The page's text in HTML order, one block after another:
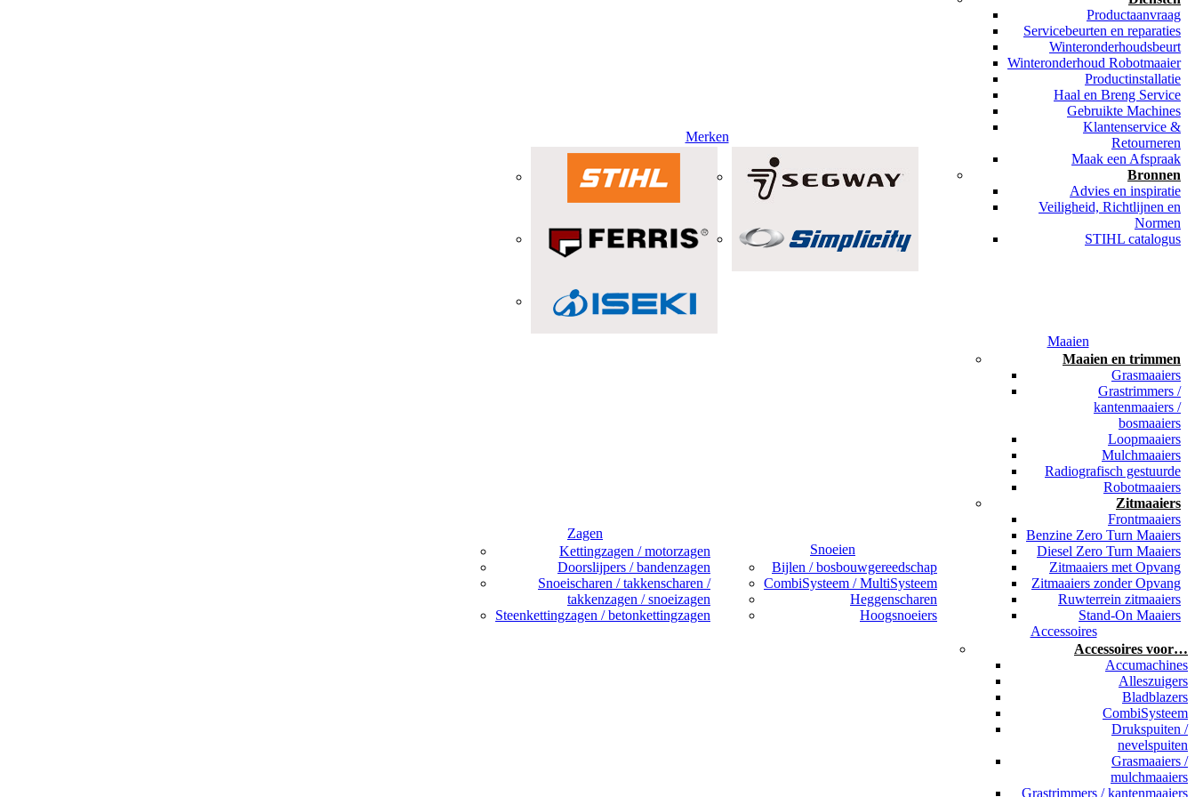
Merken
Productaanvraag
Servicebeurten en reparaties
Winteronderhoudsbeurt
Winteronderhoud Robotmaaier
Productinstallatie
Haal en Breng Service
Gebruikte Machines
Klantenservice &
Retourneren
Maak een Afspraak
Bronnen
Advies en inspiratie
Veiligheid, Richtlijnen en
Normen
STIHL catalogus
Zagen
Kettingzagen / motorzagen
Doorslijpers / bandenzagen
Snoeischaren / takkenscharen /
takkenzagen / snoeizagen
Steenkettingzagen / betonkettingzagen
Snoeien
Bijlen / bosbouwgereedschap
CombiSysteem / MultiSysteem
Heggenscharen
Hoogsnoeiers
Maaien
Maaien en trimmen
Grasmaaiers
Grastrimmers /
kantenmaaiers /
bosmaaiers
Loopmaaiers
Mulchmaaiers
Radiografisch gestuurde
Robotmaaiers
Zitmaaiers
Frontmaaiers
Benzine Zero Turn Maaiers
Diesel Zero Turn Maaiers
Zitmaaiers met Opvang
Zitmaaiers zonder Opvang
Ruwterrein zitmaaiers
Stand-On Maaiers
Accessoires
Accessoires voor…
Accumachines
Alleszuigers
Bladblazers
CombiSysteem
Drukspuiten /
nevelspuiten
Grasmaaiers /
mulchmaaiers
Grastrimmers / kantenmaaiers